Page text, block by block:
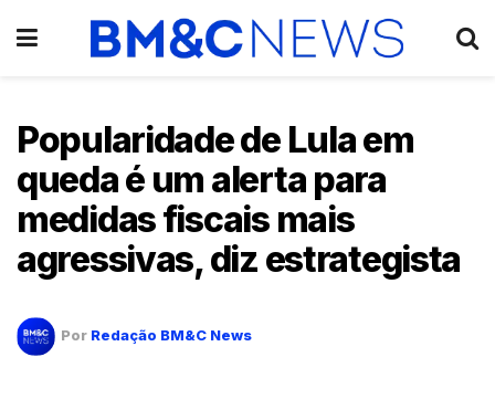
Popularidade de Lula em
queda é um alerta para
medidas fiscais mais
agressivas, diz estrategista
Por Redação BM&C News